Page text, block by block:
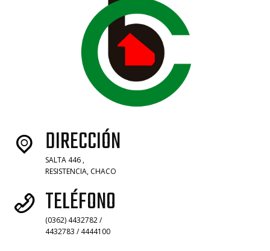
DIRECCIÓN
SALTA 446 ,
RESISTENCIA, CHACO
TELÉFONO
(0362) 4432782 /
4432783 / 4444100